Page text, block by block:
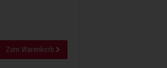
Zum Warenkorb